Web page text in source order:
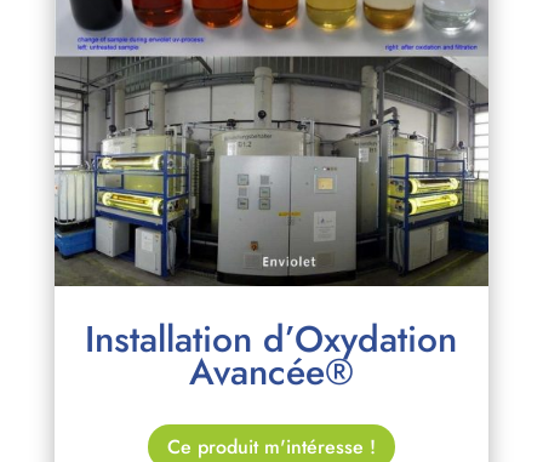
Installation d’Oxydation
Avancée®
Ce produit m'intéresse !